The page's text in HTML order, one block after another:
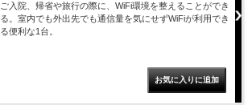
ご入院、帰省や旅行の際に、WiFi環境を整えることができ
る。室内でも外出先でも通信量を気にせずWiFiが利用でき
る便利な1台。